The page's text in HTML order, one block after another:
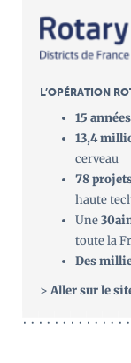
L’OPÉRATION
15 années
13,4
cerveau
78
haute
Une
toute la
Des
>Aller sur le